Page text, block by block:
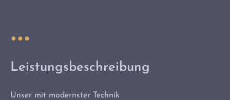
Leistungsbeschreibung
Unser mit modernster Technik